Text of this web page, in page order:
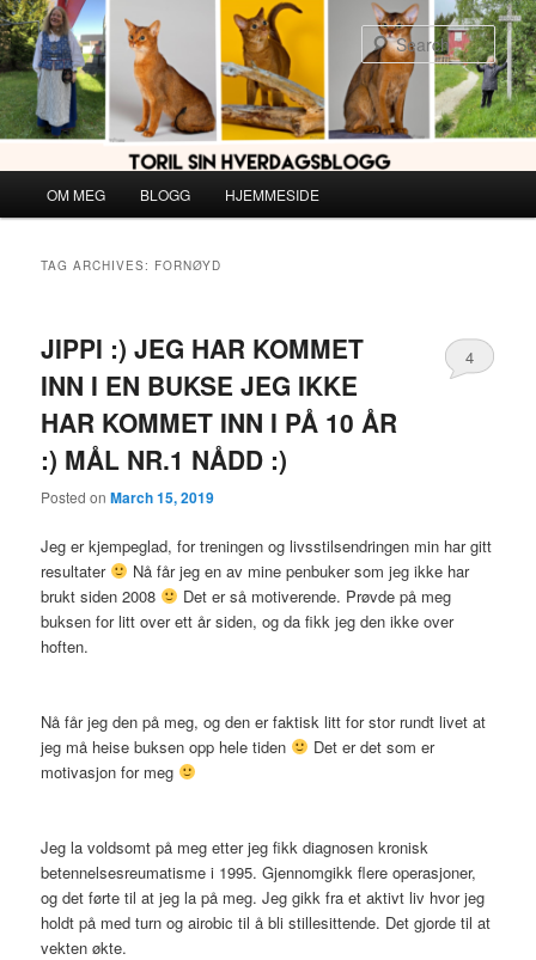
Skip
to
primary
content
Skip
to
secondary
content
OM MEG BLOGG HJEMMESIDE
TAG ARCHIVES: FORNØYD
JIPPI :) JEG HAR KOMMET
INN I EN BUKSE JEG IKKE
HAR KOMMET INN I PÅ 10 ÅR
:) MÅL NR.1 NÅDD :)
Posted onMarch 15, 2019
4
Jeg er kjempeglad, for treningen og livsstilsendringen min har gitt
resultater
Nå får jeg en av mine penbuker som jeg ikke har
brukt siden 2008
Det er så motiverende. Prøvde på meg
buksen for litt over ett år siden, og da fikk jeg den ikke over
hoften.
Nå får jeg den på meg, og den er faktisk litt for stor rundt livet at
jeg må heise buksen opp hele tiden
Det er det som er
motivasjon for meg
Jeg la voldsomt på meg etter jeg fikk diagnosen kronisk
betennelsesreumatisme i 1995. Gjennomgikk flere operasjoner,
og det førte til at jeg la på meg. Jeg gikk fra et aktivt liv hvor jeg
holdt på med turn og airobic til å bli stillesittende. Det gjorde til at
vekten økte.